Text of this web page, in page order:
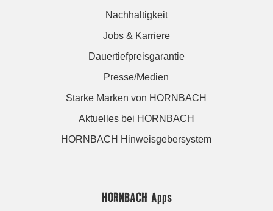
Nachhaltigkeit
Jobs & Karriere
Dauertiefpreisgarantie
Presse/Medien
Starke Marken von HORNBACH
Aktuelles bei HORNBACH
HORNBACH Hinweisgebersystem
HORNBACH Apps